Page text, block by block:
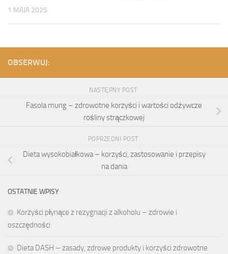
1 MAJA 2025
OBSERWUJ:
NASTĘPNY POST
Fasola mung – zdrowotne korzyści i wartości odżywcze
rośliny strączkowej
POPRZEDNI POST
Dieta wysokobiałkowa – korzyści, zastosowanie i przepisy
na dania
OSTATNIE WPISY
Korzyści płynące z rezygnacji z alkoholu – zdrowie i
oszczędności
Dieta DASH – zasady, zdrowe produkty i korzyści zdrowotne